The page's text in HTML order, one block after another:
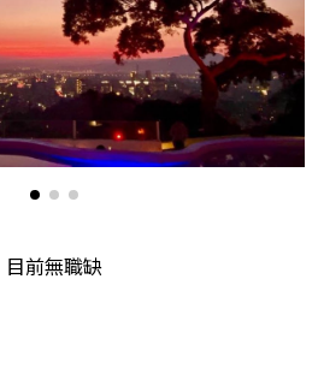
目前無職缺